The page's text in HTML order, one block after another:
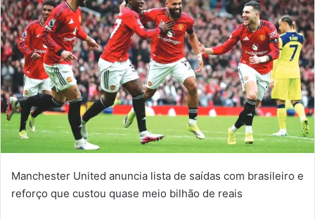
Manchester United anuncia lista de saídas com brasileiro e
reforço que custou quase meio bilhão de reais